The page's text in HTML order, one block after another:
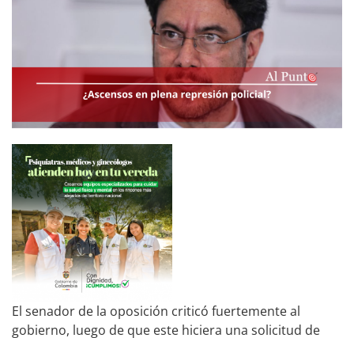
El senador de la oposición criticó fuertemente al
gobierno, luego de que este hiciera una solicitud de